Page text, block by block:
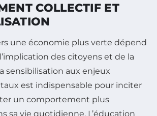
COLLECTIF ET
une économie plus verte dépend
des citoyens et de la
sensibilisation aux enjeux
est indispensable pour inciter
un comportement plus
sa vie quotidienne. L’éducation